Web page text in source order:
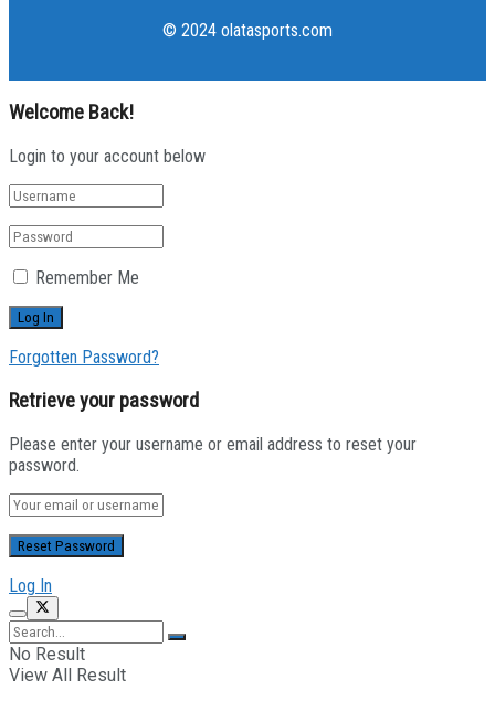
© 2024 olatasports.com
Welcome Back!
Login to your account below
Remember Me
Forgotten Password?
Retrieve your password
Please enter your username or email address to reset your
password.
Log In
No Result
View All Result